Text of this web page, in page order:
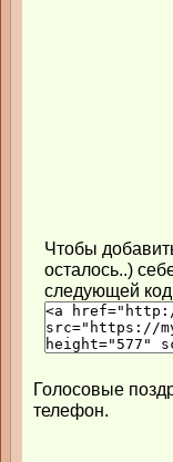
Чтобы
осталось..)
следующей
Голосовые
телефон.